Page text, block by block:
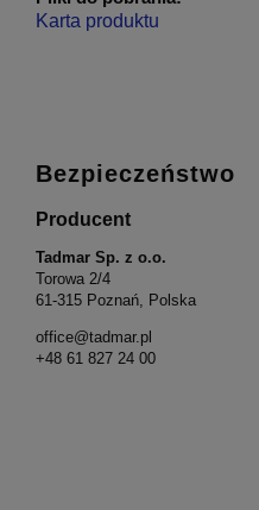
Karta produktu
Bezpieczeństwo
Producent
Tadmar Sp. z o.o.
Torowa 2/4
61-315 Poznań, Polska
office@tadmar.pl
+48 61 827 24 00